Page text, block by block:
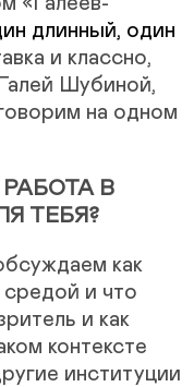
длинный, один
и классно,
Шубиной,
на одном
В
ТЕБЯ?
как
средой и что
и как
контексте
институции